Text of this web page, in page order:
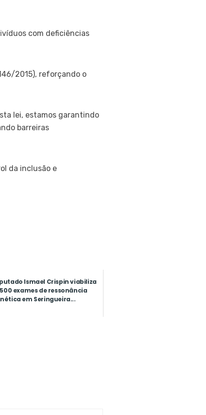
com deficiências
2015), reforçando o
lei, estamos garantindo
barreiras
da inclusão e
Ismael Crispin viabiliza
exames de ressonância
em Seringueira...